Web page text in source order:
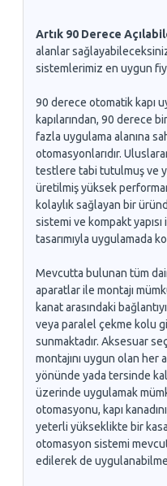
Artık 90 Derece
alanlar
sistemlerimiz en uygun
90 derece otomatik kapı
kapılarından, 90 derece
fazla uygulama alanına
otomasyonlarıdır.
testlere tabi tutulmuş ve
üretilmiş yüksek
kolaylık sağlayan bir
sistemi ve kompakt
tasarımıyla uygulamada
Mevcutta bulunan tüm
aparatlar ile montajı
kanat arasındaki
veya paralel çekme kolu
sunmaktadır. Aksesuar
montajını uygun olan her
yönünde yada tersinde
üzerinde uygulamak
otomasyonu, kapı
yeterli yükseklikte bir
otomasyon sistemi
edilerek de